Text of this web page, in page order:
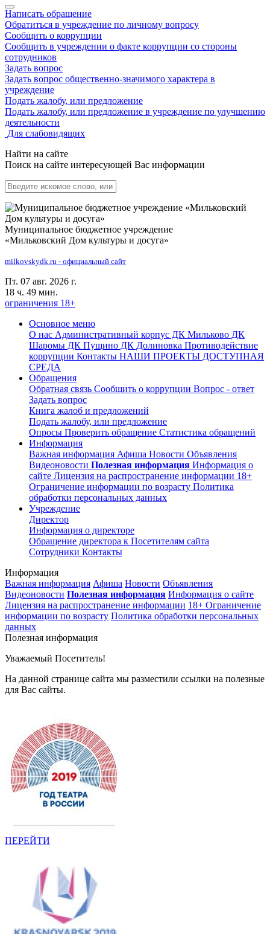
Написать обращение
Обратиться в учреждение по личному вопросу
Сообщить о коррупции
Сообщить в учреждении о факте коррупции со стороны
сотрудников
Задать вопрос
Задать вопрос общественно-значимого характера в
учреждение
Подать жалобу, или предложение
Подать жалобу, или предложение в учреждение по улучшению
деятельности
Для слабовидящих
Найти на сайте
Поиск на сайте интересующей Вас информации
Муниципальное бюджетное учреждение
«Мильковский Дом культуры и досуга»
milkovskydk.ru - официальный сайт
Пт. 07 авг. 2026 г.
18 ч. 49 мин.
ограничения 18+
Основное меню
О нас Административный корпус ДК Мильково ДК
Шаромы ДК Пущино ДК Долиновка Противодействие
коррупции Контакты НАШИ ПРОЕКТЫ ДОСТУПНАЯ
СРЕДА
Обращения
Обратная связь Сообщить о коррупции Вопрос - ответ
Задать вопрос
Книга жалоб и предложений
Подать жалобу, или предложение
Опросы Проверить обращение Статистика обращений
Информация
Важная информация Афиша Новости Объявления
Видеоновости Полезная информация Информация о
сайте Лицензия на распространение информации 18+
Ограничение информации по возрасту Политика
обработки персональных данных
Учреждение
Директор
Информация о директоре
Обращение директора к Посетителям сайта
Сотрудники Контакты
Информация
Важная информация Афиша Новости Объявления
Видеоновости Полезная информация Информация о сайте
Лицензия на распространение информации 18+ Ограничение
информации по возрасту Политика обработки персональных
данных
Полезная информация
Уважаемый Посетитель!
На данной странице сайта мы разместили ссылки на полезные
для Вас сайты.
ПЕРЕЙТИ